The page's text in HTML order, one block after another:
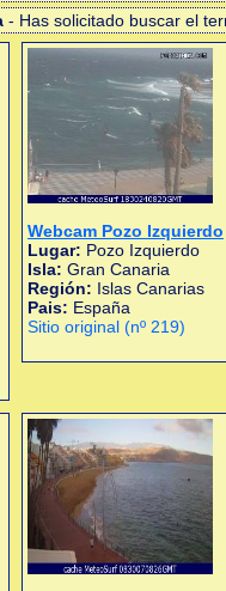
- Has solicitado buscar el
Webcam Pozo Izquierdo
Lugar: Pozo Izquierdo
Isla: Gran Canaria
Región: Islas Canarias
Pais: España
Sitio original (nº 219)